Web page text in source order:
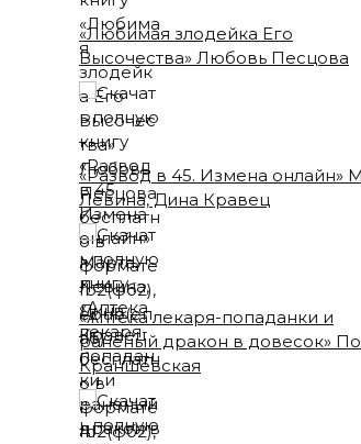
«Любимая злодейка Его
Высочества» Любовь Песцова
«Развод в 45. Измена онлайн»
Левина, Дина Кравец
«Аптека лекаря-попаданки и
раненый дракон в довесок»
Краншевская